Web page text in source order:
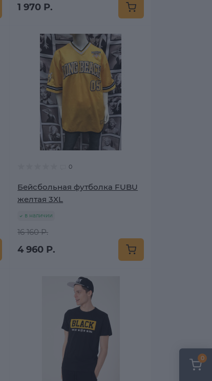
0
1 970 Р.
0
Бейсбольная футболка FUBU
желтая 3XL
в наличии
16 160 Р.
4 960 Р.